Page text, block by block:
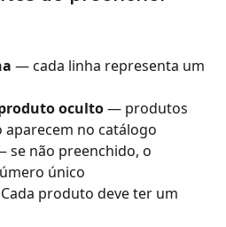
— cada linha representa um
oculto — produtos
aparecem no catálogo
se não preenchido, o
único
produto deve ter um